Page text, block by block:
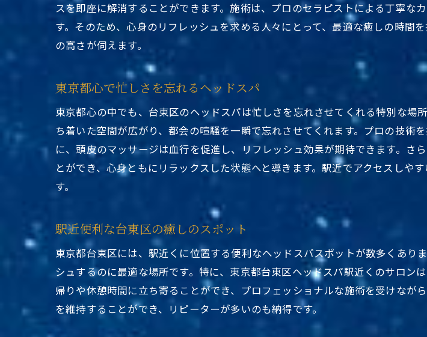
台東区でのリラックス
東京都台東区の癒しの
東京都で体験する至福のヘ
アクセス良好な台東区
台東区の隠れ家で癒し
東京都内で堪能するヘ
駅近の台東区で非日常
台東区の駅近ヘッドスパで
東京都台東区の快適な
駅近だからこそ実現す
東京都台東区での癒し
便利な台東区でリラ
東京都内で選ばれる台
スを即座に解消することができます。施術は、プロのセラピストによる丁寧
す。そのため、心身のリフレッシュを求める人々にとって、最適な癒しの時間
の高さが伺えます。
東京都心で忙しさを忘れるヘッドスパ
東京都心の中でも、台東区のヘッドスパは忙しさを忘れさせてくれる特別な
ち着いた空間が広がり、都会の喧騒を一瞬で忘れさせてくれます。プロの技術
に、頭皮のマッサージは血行を促進し、リフレッシュ効果が期待できます。さ
とができ、心身ともにリラックスした状態へと導きます。駅近でアクセスしや
す。
駅近便利な台東区の癒しのスポット
東京都台東区には、駅近くに位置する便利なヘッドスパスポットが数多くあり
シュするのに最適な場所です。特に、東京都台東区ヘッドスパ駅近くのサロン
帰りや休憩時間に立ち寄ることができ、プロフェッショナルな施術を受けなが
を維持することができ、リピーターが多いのも納得です。